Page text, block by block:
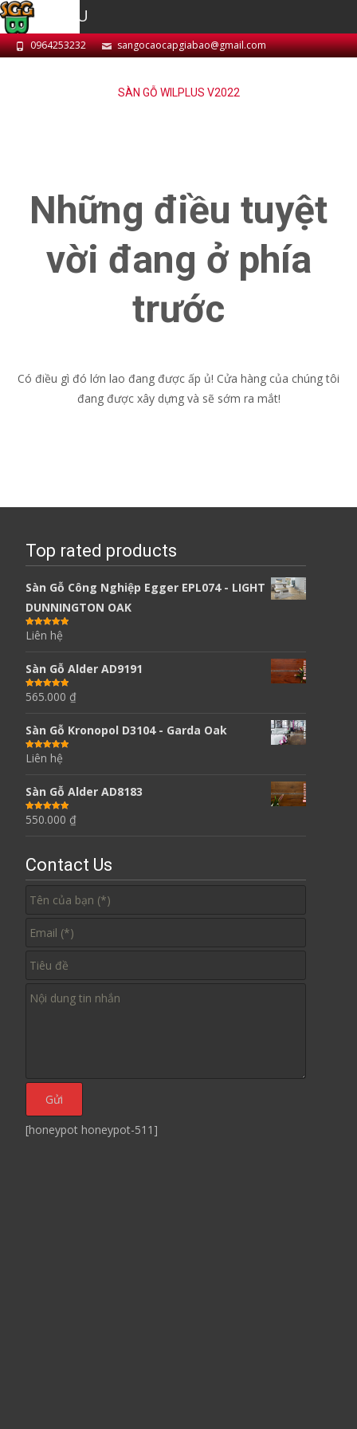
0964253232 sangocaocapgiabao@gmail.com
SÀN GỖ WILPLUS V2022
Những điều tuyệt
vời đang ở phía
trước
Có điều gì đó lớn lao đang được ấp ủ! Cửa hàng của chúng tôi
đang được xây dựng và sẽ sớm ra mắt!
Top rated products
Sàn Gỗ Công Nghiệp Egger EPL074 - LIGHT
DUNNINGTON OAK
Được xếp
hạng 5.00 5
Liên hệ
Sàn Gỗ Alder AD9191
Được xếp
hạng5.005
565.000 ₫
Sàn Gỗ Kronopol D3104 - Garda Oak
Được xếp
hạng 5.00 5
Liên hệ
Sàn Gỗ Alder AD8183
Được xếp
hạng5.005
550.000 ₫
Contact Us
[honeypot honeypot-511]
MENU